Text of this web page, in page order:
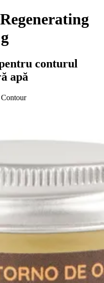
conturul
apă